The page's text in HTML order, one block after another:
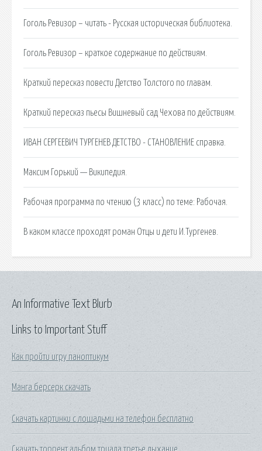
Гоголь Ревизор – читать - Русская историческая библиотека.
Гоголь Ревизор – краткое содержание по действиям.
Краткий пересказ повести Детство Толстого по главам.
Краткий пересказ пьесы Вишневый сад Чехова по действиям.
ИВАН СЕРГЕЕВИЧ ТУРГЕНЕВ ДЕТСТВО - СТАНОВЛЕНИЕ справка.
Максим Горький — Википедия.
Рабочая программа по чтению (3 класс) по теме: Рабочая.
В каком классе проходят роман Отцы и дети И.Тургенев.
Links to Important Stuff
Как пройти игру паноптикум
Манга берсерк скачать
Скачать картинки с лошадьми на телефон бесплатно
Скачать торрент альбом триада третье дыхание
An Informative Text Blurb